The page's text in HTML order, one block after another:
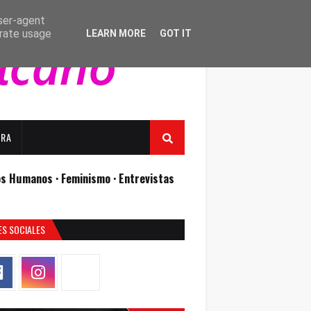
Humanos · Feminismo · Entrevistas
SOCIALES
agent
usage
LEARN MORE GOT IT